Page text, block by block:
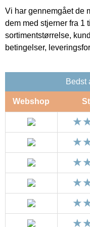
Vi har gennemgået de
dem med stjerner fra 1
sortimentstørrelse,
betingelser,
Bedst
Webshop